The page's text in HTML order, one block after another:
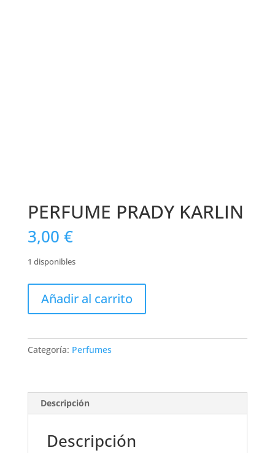
PERFUME PRADY KARLIN
3,00 €
1 disponibles
PRADYAñadir al carrito
Categoría: Perfumes
Descripción
Descripción